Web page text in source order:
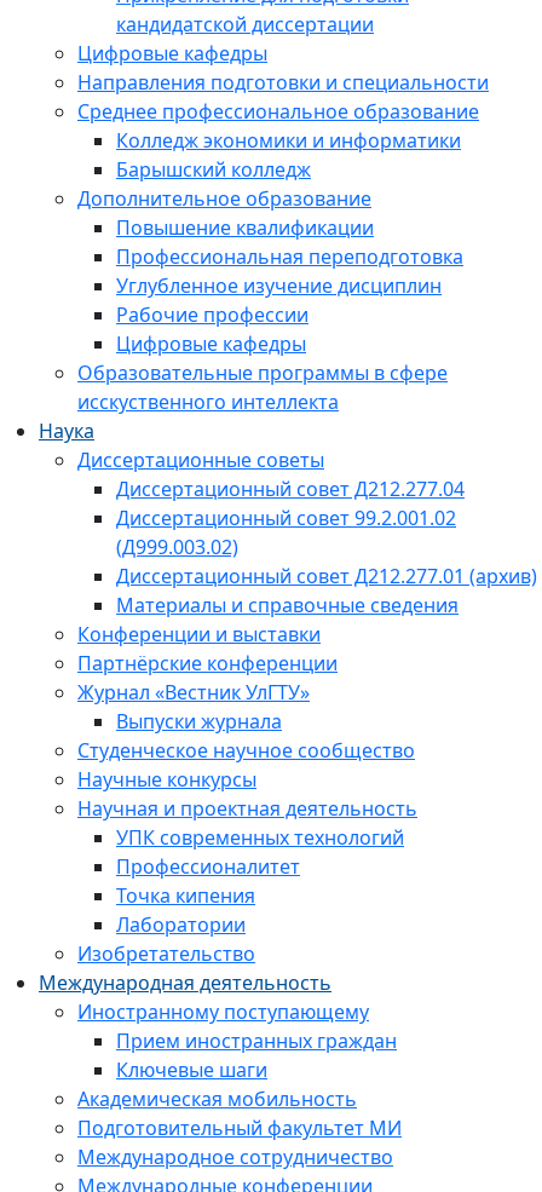
кандидатской диссертации
Цифровые кафедры
Направления подготовки и специальности
Среднее профессиональное образование
Колледж экономики и информатики
Барышский колледж
Дополнительное образование
Повышение квалификации
Профессиональная переподготовка
Углубленное изучение дисциплин
Рабочие профессии
Цифровые кафедры
Образовательные программы в сфере
исскуственного интеллекта
Наука
Диссертационные советы
Диссертационный совет Д212.277.04
Диссертационный совет 99.2.001.02
(Д999.003.02)
Диссертационный совет Д212.277.01 (архив)
Материалы и справочные сведения
Конференции и выставки
Партнёрские конференции
Журнал «Вестник УлГТУ»
Выпуски журнала
Студенческое научное сообщество
Научные конкурсы
Научная и проектная деятельность
УПК современных технологий
Профессионалитет
Точка кипения
Лаборатории
Изобретательство
Международная деятельность
Иностранному поступающему
Прием иностранных граждан
Ключевые шаги
Академическая мобильность
Подготовительный факультет МИ
Международное сотрудничество
Международные конференции